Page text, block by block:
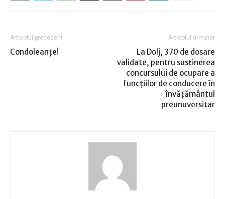
Articolul precedent
Condoleanţe!
Articolul următor
La Dolj, 370 de dosare
validate, pentru susţinerea
concursului de ocupare a
funcţiilor de conducere în
învăţământul
preunuversitar